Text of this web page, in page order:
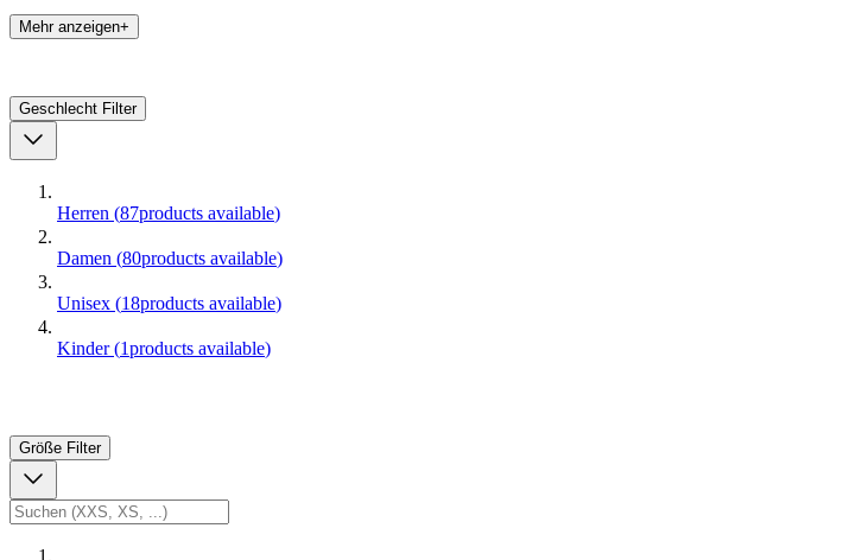
Mehr anzeigen+
Geschlecht Filter
Herren (87products available)
Damen (80products available)
Unisex (18products available)
Kinder (1products available)
Größe Filter